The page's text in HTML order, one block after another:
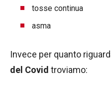
tosse continua
asma
Invece per quanto
del Covid troviamo: